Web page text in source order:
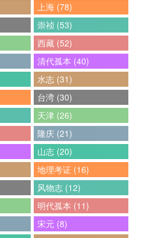
上海 (78)
崇祯 (53)
西藏 (52)
清代孤本 (40)
水志 (31)
台湾 (30)
天津 (26)
隆庆 (21)
山志 (20)
地理考证 (16)
风物志 (12)
明代孤本 (11)
宋元 (8)